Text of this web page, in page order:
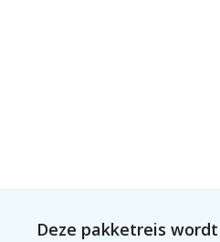
Deze pakketreis